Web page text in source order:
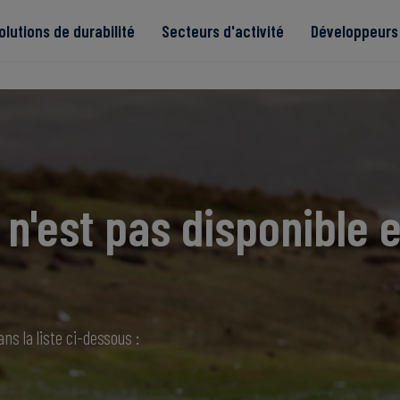
de durabilité Secteurs d'activité
Read more
Read more
Read more
Read more
Read more
pas disponible
la liste ci-dessous :